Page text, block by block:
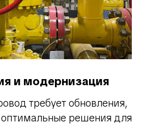
и модернизация
требует обновления,
решения для